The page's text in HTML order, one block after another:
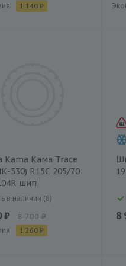
1 140 ₽
Kama Кама Trace
530) R15C 205/70
шип
в наличии (8)
₽ 8 700 ₽
1 260 ₽
8